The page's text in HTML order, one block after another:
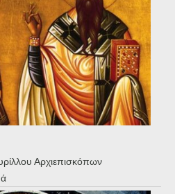
Αρχιεπισκόπων